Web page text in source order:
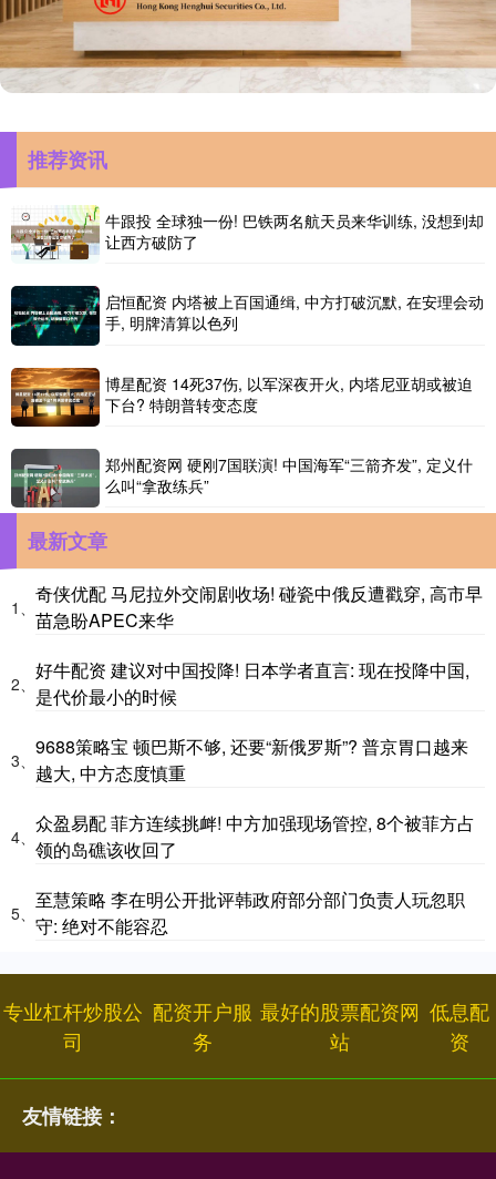
推荐资讯
牛跟投 全球独一份! 巴铁两名航天员来华训练, 没想到却
让西方破防了
启恒配资 内塔被上百国通缉, 中方打破沉默, 在安理会动
手, 明牌清算以色列
博星配资 14死37伤, 以军深夜开火, 内塔尼亚胡或被迫
下台? 特朗普转变态度
郑州配资网 硬刚7国联演! 中国海军“三箭齐发”, 定义什
么叫“拿敌练兵”
最新文章
1、
奇侠优配 马尼拉外交闹剧收场! 碰瓷中俄反遭戳穿, 高市早
苗急盼APEC来华
2、
好牛配资 建议对中国投降! 日本学者直言: 现在投降中国,
是代价最小的时候
3、
9688策略宝 顿巴斯不够, 还要“新俄罗斯”? 普京胃口越来
越大, 中方态度慎重
4、
众盈易配 菲方连续挑衅! 中方加强现场管控, 8个被菲方占
领的岛礁该收回了
5、
至慧策略 李在明公开批评韩政府部分部门负责人玩忽职
守: 绝对不能容忍
专业杠杆炒股公
司
配资开户服
务
最好的股票配资网
站
低息配
资
友情链接：